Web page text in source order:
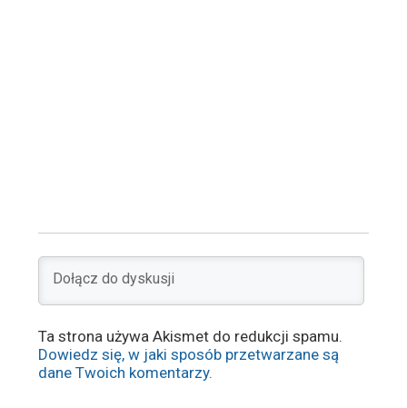
Ta strona używa Akismet do redukcji spamu.
Dowiedz się, w jaki sposób przetwarzane są
dane Twoich komentarzy.